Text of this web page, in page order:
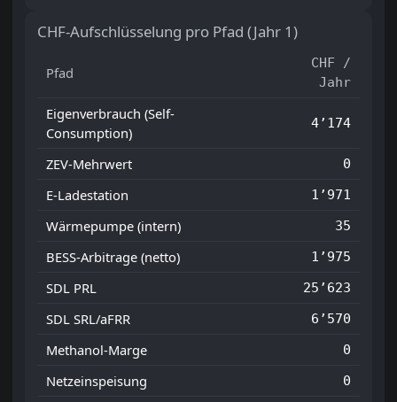
CHF-Aufschlüsselung pro Pfad (Jahr 1)
Pfad
CHF /
Jahr
Eigenverbrauch (Self-
Consumption)
4’174
ZEV-Mehrwert 0
E-Ladestation 1’971
Wärmepumpe (intern) 35
BESS-Arbitrage (netto) 1’975
SDL PRL 25’623
SDL SRL/aFRR 6’570
Methanol-Marge 0
Netzeinspeisung 0